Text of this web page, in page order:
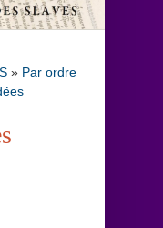
» Par ordre